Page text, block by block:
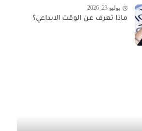
يوليو 23, 2026
ماذا تعرف عن الوقت الابداعي؟